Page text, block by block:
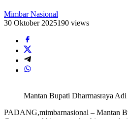
Mimbar Nasional
30 Oktober 2025190 views
Mantan Bupati Dharmasraya
PADANG,mimbarnasional – Mantan